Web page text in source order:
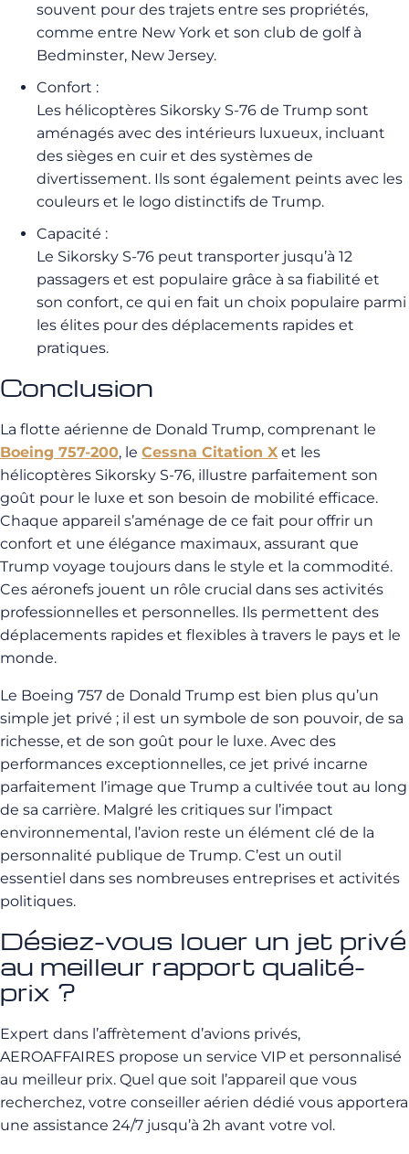
souvent pour des trajets entre ses propriétés,
comme entre New York et son club de golf à
Bedminster, New Jersey.
Confort :
Les hélicoptères Sikorsky S-76 de Trump sont
aménagés avec des intérieurs luxueux, incluant
des sièges en cuir et des systèmes de
divertissement. Ils sont également peints avec les
couleurs et le logo distinctifs de Trump.
Capacité :
Le Sikorsky S-76 peut transporter jusqu’à 12
passagers et est populaire grâce à sa fiabilité et
son confort, ce qui en fait un choix populaire parmi
les élites pour des déplacements rapides et
pratiques.
Conclusion
La flotte aérienne de Donald Trump, comprenant le
Boeing 757-200, le Cessna Citation X et les
hélicoptères Sikorsky S-76, illustre parfaitement son
goût pour le luxe et son besoin de mobilité efficace.
Chaque appareil s’aménage de ce fait pour offrir un
confort et une élégance maximaux, assurant que
Trump voyage toujours dans le style et la commodité.
Ces aéronefs jouent un rôle crucial dans ses activités
professionnelles et personnelles. Ils permettent des
déplacements rapides et flexibles à travers le pays et le
monde.
Le Boeing 757 de Donald Trump est bien plus qu’un
simple jet privé ; il est un symbole de son pouvoir, de sa
richesse, et de son goût pour le luxe. Avec des
performances exceptionnelles, ce jet privé incarne
parfaitement l’image que Trump a cultivée tout au long
de sa carrière. Malgré les critiques sur l’impact
environnemental, l’avion reste un élément clé de la
personnalité publique de Trump. C’est un outil
essentiel dans ses nombreuses entreprises et activités
politiques.
Désiez-vous louer un jet privé
au meilleur rapport qualité-
prix ?
Expert dans l’affrètement d’avions privés,
AEROAFFAIRES propose un service VIP et personnalisé
au meilleur prix. Quel que soit l’appareil que vous
recherchez, votre conseiller aérien dédié vous apportera
une assistance 24/7 jusqu’à 2h avant votre vol.